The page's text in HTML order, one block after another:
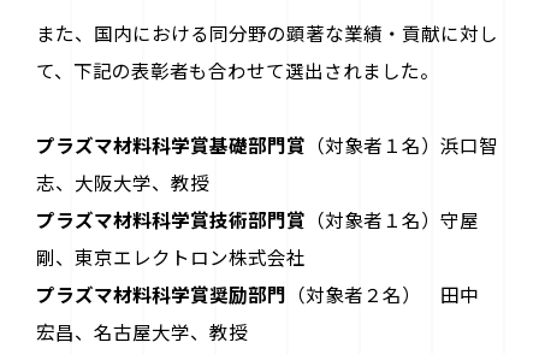
また、国内における同分野の顕著な業績・貢献に対し
て、下記の表彰者も合わせて選出されました。
プラズマ材料科学賞基礎部門賞 （対象者１名）浜口智
志、大阪大学、教授
プラズマ材料科学賞技術部門賞 （対象者１名）守屋
剛、東京エレクトロン株式会社
プラズマ材料科学賞奨励部門 （対象者２名） 田中
宏昌、名古屋大学、教授